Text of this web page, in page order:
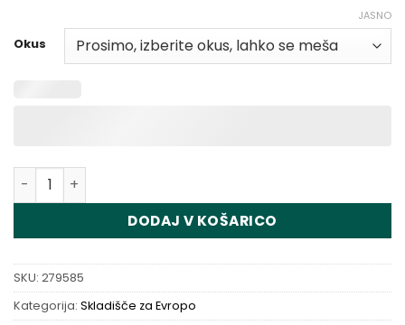
Okus
JASNO
Količina Vapsolo Triple 3in1 30000 Puffs Disposable
DODAJ V KOŠARICO
SKU: 279585
Kategorija: Skladišče za Evropo